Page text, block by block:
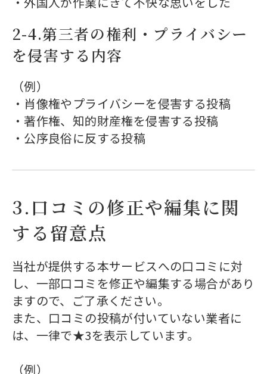
2-4.第三者の権利・プライバシー
を侵害する内容
（例）
・肖像権やプライバシーを侵害する投稿
・著作権、知的財産権を侵害する投稿
・公序良俗に反する投稿
3.口コミの修正や編集に関
する留意点
当社が提供する本サービスへの口コミに対
し、一部口コミを修正や編集する場合があり
ますので、ご了承ください。
また、口コミの投稿が付いていない業者に
は、一律で★3を表示しています。
（例）